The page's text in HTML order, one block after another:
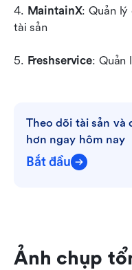
4. MaintainX: Quản lý
tài sản
5. Freshservice: Quản
Theo dõi tài sản
hơn ngay hôm nay
Bắt đầu
Ảnh chụp